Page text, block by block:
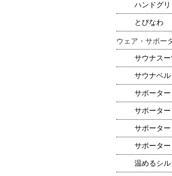
ハンドグ
とびなわ
ウェア・サポー
サウナスー
サウナベル
サポーター
サポーター
サポーター
サポーター
温めるシ